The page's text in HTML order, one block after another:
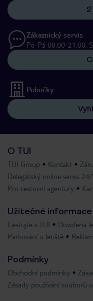
Zákaznický servis
Po-Pá 08:00-21:00,
Pobočky
O TUI
TUI Group Kontakt
Delegátský online servis
Pro cestovní agentury
Užitečné informace
Cestujte s TUI Dovolená
Parkování u letiště
Podmínky
Obchodní podmínky
Zásady používání souborů